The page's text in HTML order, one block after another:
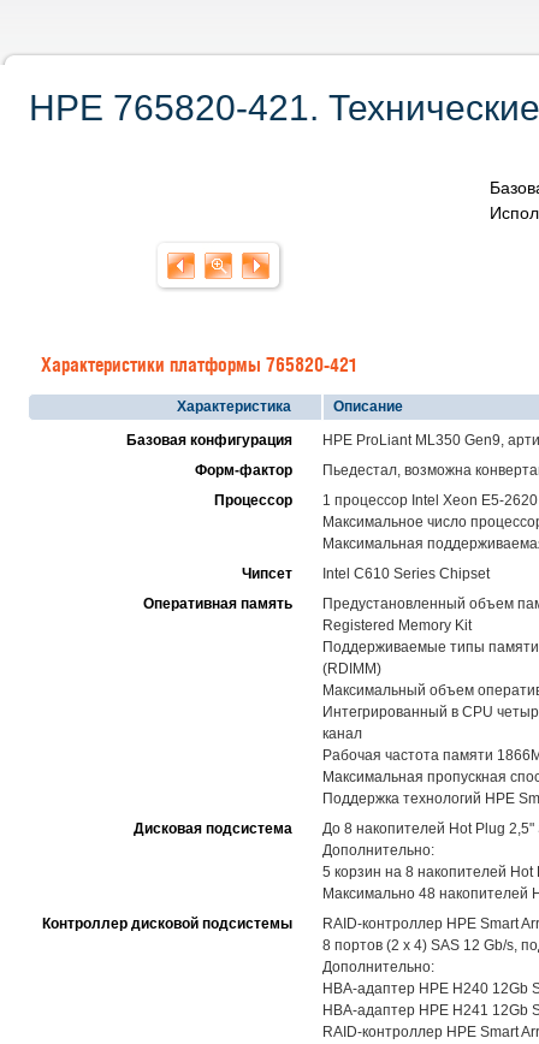
HPE 765820-421.
Характеристики платформы 765820-421
Характеристика
Описание
Базовая конфигурация
HPE ProLiant ML350 Gen9,
Форм-фактор
Пьедестал, возможна
Процессор
1 процессор Intel Xeon E5-
Максимальное число
Максимальная
Чипсет
Intel C610 Series Chipset
Оперативная память
Предустановленный объем
Registered Memory Kit
Поддерживаемые типы
(RDIMM)
Максимальный объем
Интегрированный в CPU
канал
Рабочая частота памяти
Максимальная пропускная
Поддержка технологий HPE
Дисковая подсистема
До 8 накопителей Hot Plug 2,5"
Дополнительно:
5 корзин на 8 накопителей Hot
Максимально 48 накопителей
Контроллер дисковой подсистемы
RAID-контроллер HPE Smart
8 портов (2 x 4) SAS 12 Gb/s,
Дополнительно:
HBA-адаптер HPE H240 12Gb
HBA-адаптер HPE H241 12Gb
RAID-контроллер HPE Smart